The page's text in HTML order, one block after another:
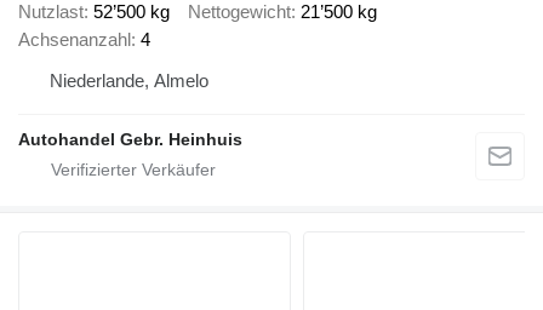
Nutzlast 52’500 kg Nettogewicht 21’500 kg
Achsenanzahl 4
Niederlande, Almelo
Autohandel Gebr. Heinhuis